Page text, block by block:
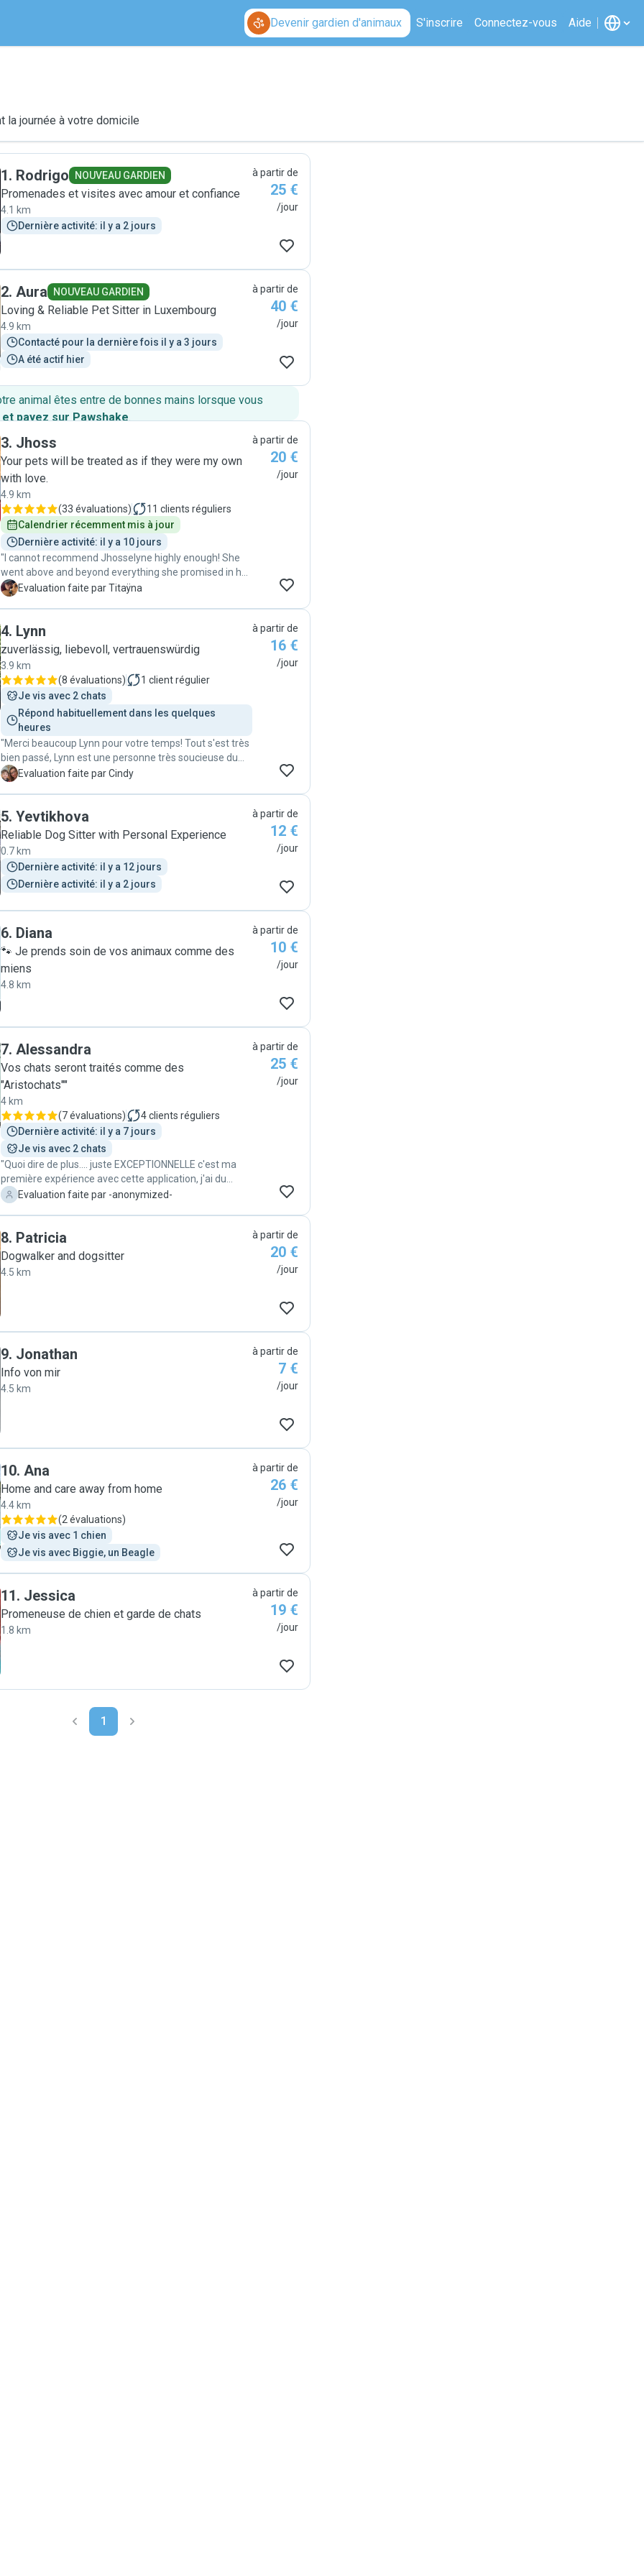
Devenir gardien d'animaux S'inscrire Connectez-vous Aide
la journée à votre domicile
1. Rodrigo NOUVEAU GARDIEN
Promenades et visites avec amour et confiance
4.1 km
Dernière activité: il y a 2 jours
à partir de
25 €
/jour
2. Aura NOUVEAU GARDIEN
Loving & Reliable Pet Sitter in Luxembourg
4.9 km
Contacté pour la dernière fois il y a 3 jours
A été actif hier
à partir de
40 €
/jour
animal êtes entre de bonnes mains lorsque vous
payez sur Pawshake.
3. Jhoss
Your pets will be treated as if they were my own
with love.
4.9 km
(33 évaluations) 11 clients réguliers
Calendrier récemment mis à jour
Dernière activité: il y a 10 jours
"I cannot recommend Jhosselyne highly enough! She
went above and beyond everything she promised in her
description and then some. Not only did she take
spent extra time playing with him, ensuring he got the
love and attention he needed. When my dog
unfortunately got sick while I was away, Jhosselyne
handled the situation with such care and attention,
going out of her way to make sure he was comfortable
and safe. One thing I especially appreciated were the
regular updates with lots of pictures. It was so
reassuring to see my dog happy and well-cared for
even while I was away. I am immensely grateful for her
kindness and professionalism. She’s someone I trust
completely with my pet, and I am so lucky to have
T Evaluation faite par Titaÿna
à partir de
20 €
/jour
4. Lynn
zuverlässig, liebevoll, vertrauenswürdig
3.9 km
(8 évaluations) 1 client régulier
Je vis avec 2 chats
Répond habituellement dans les quelques
heures
"Merci beaucoup Lynn pour votre temps! Tout s'est très
bien passé, Lynn est une personne très soucieuse du
C Evaluation faite par Cindy
à partir de
16 €
/jour
5. Yevtikhova
Reliable Dog Sitter with Personal Experience
0.7 km
Dernière activité: il y a 12 jours
Dernière activité: il y a 2 jours
à partir de
12 €
/jour
6. Diana
🐾 Je prends soin de vos animaux comme des
miens
4.8 km
à partir de
10 €
/jour
7. Alessandra
Vos chats seront traités comme des
"Aristochats""
4 km
(7 évaluations) 4clients réguliers
Dernière activité: il y a 7 jours
Je vis avec 2 chats
"Quoi dire de plus.... juste EXCEPTIONNELLE c'est ma
première expérience avec cette application, j'ai du
trouvé une personne très rapidement car j'ai pris des
personne très gentille et bienveillante tant pour les
animaux que pour le propriétaire. J'ai reçu à chacun de
ses passages, des photos de mes chats. Elle s'est
occupée de mes deux chats Muffin et Cookie avec
- Evaluation faite par -anonymized-
à partir de
25 €
/jour
8. Patricia
Dogwalker and dogsitter
4.5 km
à partir de
20 €
/jour
9. Jonathan
Info von mir
4.5 km
à partir de
7 €
/jour
10. Ana
Home and care away from home
4.4 km
(2 évaluations)
Je vis avec 1 chien
Je vis avec Biggie, un Beagle
à partir de
26 €
/jour
11. Jessica
Promeneuse de chien et garde de chats
1.8 km
à partir de
19 €
/jour
1